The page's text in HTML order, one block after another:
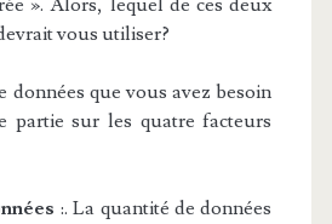
». Alors, lequel de ces deux
vous utiliser?
données que vous avez besoin
partie sur les quatre facteurs
:. La quantité de données